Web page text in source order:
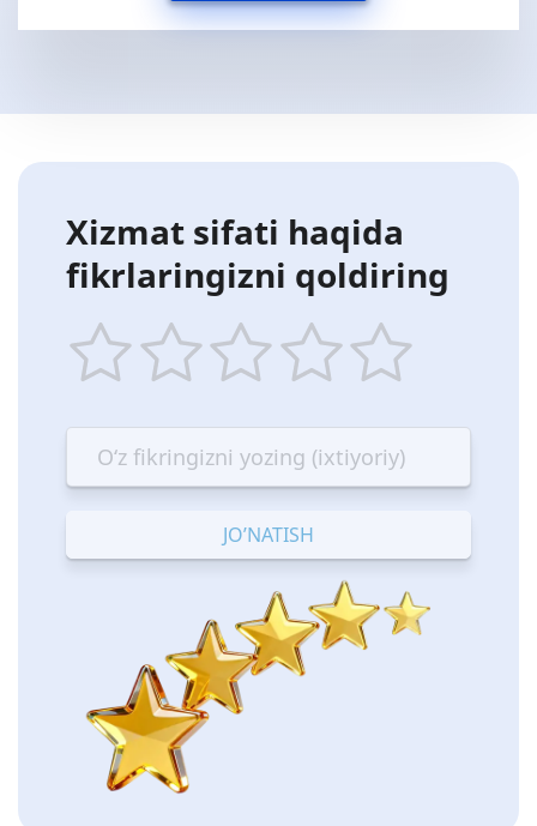
Xizmat sifati haqida
fikrlaringizni qoldiring
star
Terrible
stars
—
Bad
stars
—
OK
stars
—
Good
stars
—
Excellent